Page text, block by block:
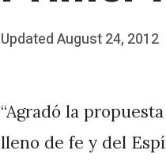
Posted
UpdatedAugust 24, 2012
b
J
A
“Agradó la
lleno de fe y del